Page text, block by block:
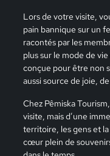
Lors de votre visite,
pain bannique sur un
racontés par les
plus sur le mode de
conçue pour être non
aussi source de joie,
Chez Pêmiska
visite, mais d’une
territoire, les gens et
cœur plein de